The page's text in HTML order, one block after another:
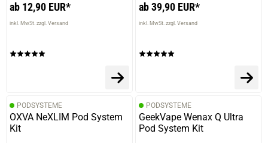
ab 12,90 EUR*
inkl. MwSt. zzgl. Versand
ab 39,90 EUR*
inkl. MwSt. zzgl. Versand
PODSYSTEME
OXVA NeXLIM Pod System
Kit
PODSYSTEME
GeekVape Wenax Q Ultra
Pod System Kit